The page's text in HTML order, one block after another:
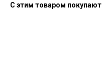
С этим товаром покупают